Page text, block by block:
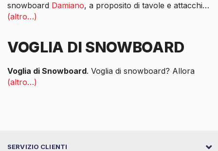
snowboard Damiano, a proposito di tavole e attacchi…
(altro…)
VOGLIA DI SNOWBOARD
Voglia di Snowboard. Voglia di snowboard? Allora
(altro…)
SERVIZIO CLIENTI